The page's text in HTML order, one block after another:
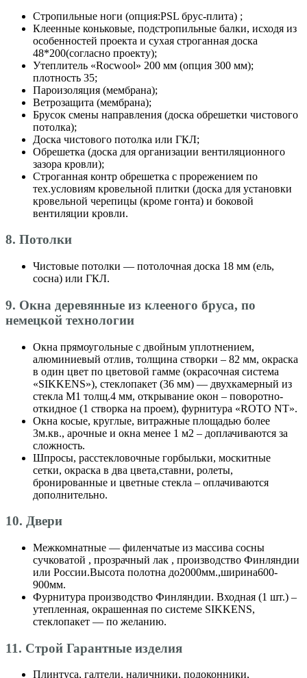
Стропильные ноги (опция:PSL брус-плита) ;
Клеенные коньковые, подстропильные балки, исходя из
особенностей проекта и сухая строганная доска
48*200(согласно проекту);
Утеплитель «Roсwool» 200 мм (опция 300 мм);
плотность 35;
Пароизоляция (мембрана);
Ветрозащита (мембрана);
Брусок смены направления (доска обрешетки чистового
потолка);
Доска чистового потолка или ГКЛ;
Обрешетка (доска для организации вентиляционного
зазора кровли);
Строганная контр обрешетка с прорежением по
тех.условиям кровельной плитки (доска для установки
кровельной черепицы (кроме гонта) и боковой
вентиляции кровли.
8. Потолки
Чистовые потолки — потолочная доска 18 мм (ель,
сосна) или ГКЛ.
9. Окна деревянные из клееного бруса, по
немецкой технологии
Окна прямоугольные с двойным уплотнением,
алюминиевый отлив, толщина створки – 82 мм, окраска
в один цвет по цветовой гамме (окрасочная система
«SIKKENS»), стеклопакет (36 мм) — двухкамерный из
стекла М1 толщ.4 мм, открывание окон – поворотно-
откидное (1 створка на проем), фурнитура «ROTO NT».
Окна косые, круглые, витражные площадью более
3м.кв., арочные и окна менее 1 м2 – доплачиваются за
сложность.
Шпросы, расстекловочные горбыльки, москитные
сетки, окраска в два цвета,ставни, ролеты,
бронированные и цветные стекла – оплачиваются
дополнительно.
10. Двери
Межкомнатные — филенчатые из массива сосны
сучковатой , прозрачный лак , производство Финляндии
или России.Высота полотна до2000мм.,ширина600-
900мм.
Фурнитура производство Финляндии. Входная (1 шт.) –
утепленная, окрашенная по системе SIKKENS,
стеклопакет — по желанию.
11. Строй Гарантные изделия
Плинтуса, галтели, наличники, подоконники,